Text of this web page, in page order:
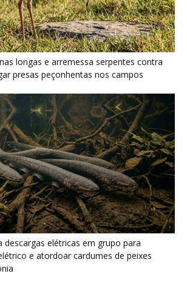
longas e arremessa serpentes contra
presas peçonhentas nos campos
descargas elétricas em grupo para
e atordoar cardumes de peixes